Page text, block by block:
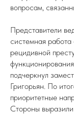
вопросам,
Представители
системная
рецидивной
подчеркнул
Григорьян. По
приоритетные
Стороны